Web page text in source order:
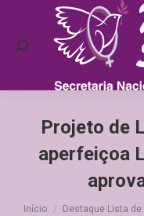
Search:
Projeto de
aperfeiçoa
Você está aqui:
Início Destaque Lista